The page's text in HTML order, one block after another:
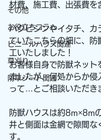
その他
お役立ちコラム
ビニールハウス関連
草刈り
防草シート関連
材費、施工費、出張費を
ハクビシンやイタチ、カ
ていたこちらの畑に、防
工いたしました！
お客様自身で防獣ネット
ましたが、何処からか侵
って…とご相談いただき
防獣ハウスは約8m×8m
井と側面は金網で隙間な
す。